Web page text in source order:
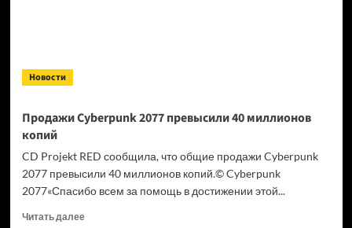
Новости
Продажи Cyberpunk 2077 превысили 40 миллионов
копий
CD Projekt RED сообщила, что общие продажи Cyberpunk
2077 превысили 40 миллионов копий.© Cyberpunk
2077«Спасибо всем за помощь в достижении этой...
Читать далееПрочитать